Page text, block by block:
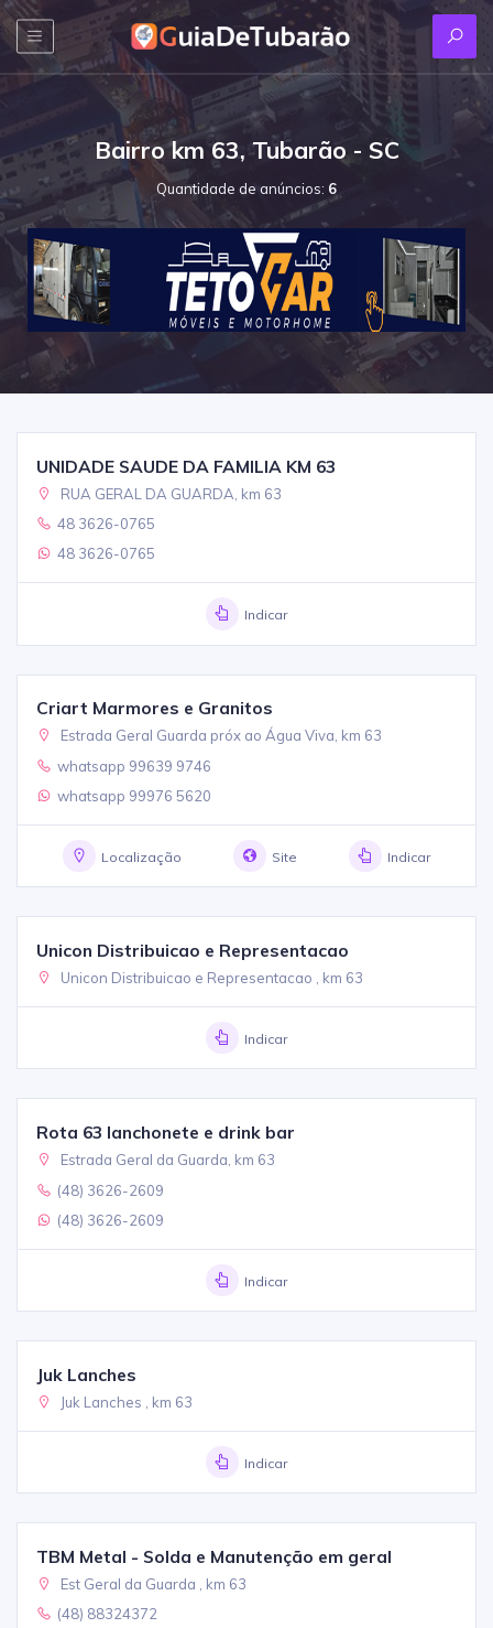
Bairro km 63, Tubarão - SC
Quantidade de anúncios: 6
UNIDADE SAUDE DA FAMILIA KM 63
RUA GERAL DA GUARDA, km 63
48 3626-0765
48 3626-0765
Indicar
Criart Marmores e Granitos
Estrada Geral Guarda próx ao Água Viva, km 63
whatsapp 99639 9746
whatsapp 99976 5620
Localização Site Indicar
Unicon Distribuicao e Representacao
Unicon Distribuicao e Representacao , km 63
Indicar
Rota 63 lanchonete e drink bar
Estrada Geral da Guarda, km 63
(48) 3626-2609
(48) 3626-2609
Indicar
Juk Lanches
Juk Lanches , km 63
Indicar
TBM Metal - Solda e Manutenção em geral
Est Geral da Guarda , km 63
(48) 88324372